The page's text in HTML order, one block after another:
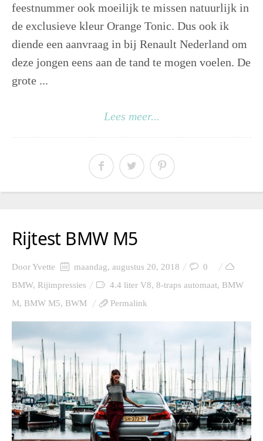
feestnummer ook moeilijk te missen natuurlijk in
de exclusieve kleur Orange Tonic. Dus ook ik
diende een aanvraag in bij Renault Nederland om
deze jongen eens aan de tand te mogen voelen. De
grote ...
Lees meer...
Rijtest BMW M5
DoorYvette maandag, augustus 20, 2018
0
BMW, Rijimpressies 4.4 liter V8, 8-traps automaat, BMW
M, BMW M5, BWM Permalink